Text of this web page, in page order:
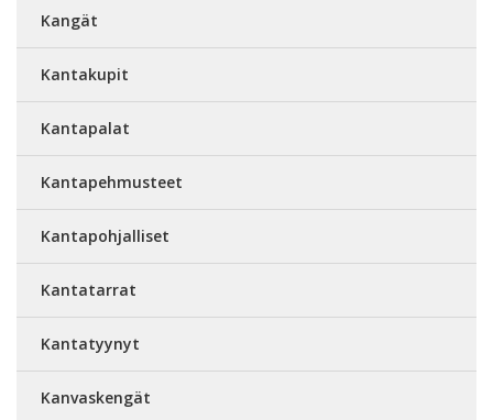
Kangät
Kantakupit
Kantapalat
Kantapehmusteet
Kantapohjalliset
Kantatarrat
Kantatyynyt
Kanvaskengät